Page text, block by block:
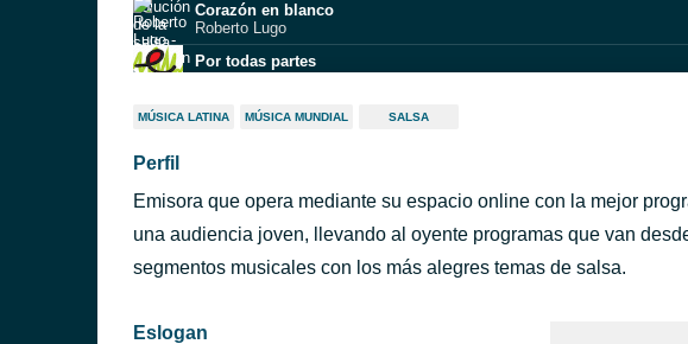
Corazón en blanco
Roberto Lugo
Por todas partes
Por qué
Timbalero
El Gran Combo
Esto está
MÚSICA LATINA MÚSICA MUNDIAL SALSA
Perfil
Emisora que opera mediante su espacio online con la mejor
una audiencia joven, llevando al oyente programas que van
segmentos musicales con los más alegres temas de salsa.
Eslogan